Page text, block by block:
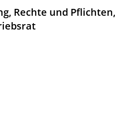
Rechte und Pflichten,